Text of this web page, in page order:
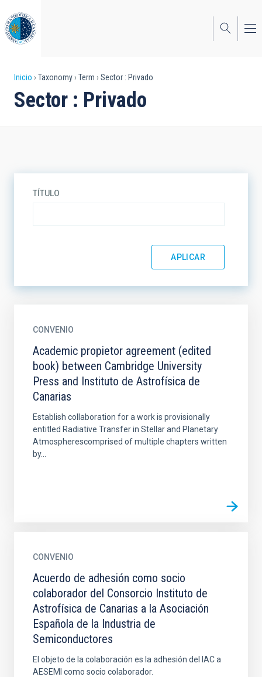
al
contenido
principal
Sobrescribir
enlaces
navegación
Inicio Taxonomy Term Sector : Privado
Sector : Privado
TÍTULO
CONVENIO
Academic propietor agreement (edited
book) between Cambridge University
Press and Instituto de Astrofísica de
Canarias
Establish collaboration for a work is provisionally
entitled Radiative Transfer in Stellar and Planetary
Atmospherescomprised of multiple chapters written
by...
CONVENIO
Acuerdo de adhesión como socio
colaborador del Consorcio Instituto de
Astrofísica de Canarias a la Asociación
Española de la Industria de
Semiconductores
El objeto de la colaboración es la adhesión del IAC a
AESEMI como socio colaborador.